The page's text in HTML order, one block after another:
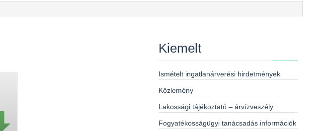
Kiemelt
Ismételt ingatlanárverési hirdetmények
Közlemény
Lakossági tájékoztató – árvízveszély
Fogyatékosságügyi tanácsadás információk